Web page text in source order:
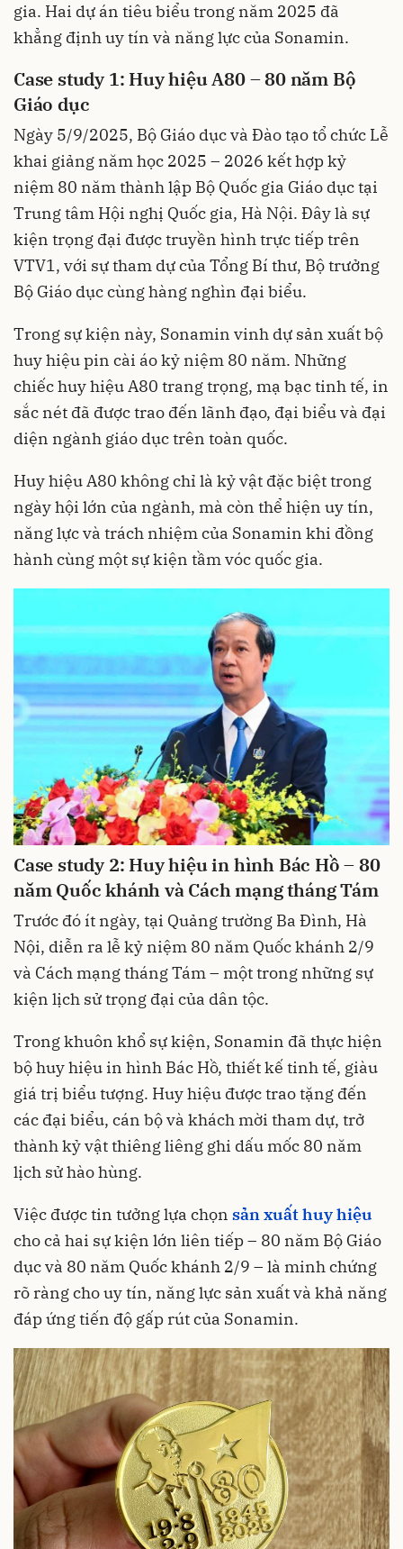
gia. Hai dự án tiêu biểu trong năm 2025 đã
khẳng định uy tín và năng lực của Sonamin.
Case study 1: Huy hiệu A80 – 80 năm Bộ
Giáo dục
Ngày 5/9/2025, Bộ Giáo dục và Đào tạo tổ chức Lễ
khai giảng năm học 2025 – 2026 kết hợp kỷ
niệm 80 năm thành lập Bộ Quốc gia Giáo dục tại
Trung tâm Hội nghị Quốc gia, Hà Nội. Đây là sự
kiện trọng đại được truyền hình trực tiếp trên
VTV1, với sự tham dự của Tổng Bí thư, Bộ trưởng
Bộ Giáo dục cùng hàng nghìn đại biểu.
Trong sự kiện này, Sonamin vinh dự sản xuất bộ
huy hiệu pin cài áo kỷ niệm 80 năm. Những
chiếc huy hiệu A80 trang trọng, mạ bạc tinh tế, in
sắc nét đã được trao đến lãnh đạo, đại biểu và đại
diện ngành giáo dục trên toàn quốc.
Huy hiệu A80 không chỉ là kỷ vật đặc biệt trong
ngày hội lớn của ngành, mà còn thể hiện uy tín,
năng lực và trách nhiệm của Sonamin khi đồng
hành cùng một sự kiện tầm vóc quốc gia.
Case study 2: Huy hiệu in hình Bác Hồ – 80
năm Quốc khánh và Cách mạng tháng Tám
Trước đó ít ngày, tại Quảng trường Ba Đình, Hà
Nội, diễn ra lễ kỷ niệm 80 năm Quốc khánh 2/9
và Cách mạng tháng Tám – một trong những sự
kiện lịch sử trọng đại của dân tộc.
Trong khuôn khổ sự kiện, Sonamin đã thực hiện
bộ huy hiệu in hình Bác Hồ, thiết kế tinh tế, giàu
giá trị biểu tượng. Huy hiệu được trao tặng đến
các đại biểu, cán bộ và khách mời tham dự, trở
thành kỷ vật thiêng liêng ghi dấu mốc 80 năm
lịch sử hào hùng.
Việc được tin tưởng lựa chọn sản xuất huy hiệu
cho cả hai sự kiện lớn liên tiếp – 80 năm Bộ Giáo
dục và 80 năm Quốc khánh 2/9 – là minh chứng
rõ ràng cho uy tín, năng lực sản xuất và khả năng
đáp ứng tiến độ gấp rút của Sonamin.